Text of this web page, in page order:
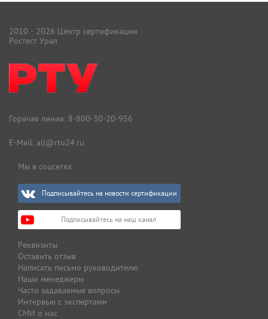
2010 - 2026 Центр сертификации
Ростест Урал
Горячая линия: 8-800-30-20-956
E-Mail: all@rtu24.ru
Мы в соцсетях
Подписывайтесь на новости сертификации
Подписывайтесь на наш канал
Реквизиты
Оставить отзыв
Написать письмо руководителю
Наши менеджеры
Часто задаваемые вопросы
Интервью с экспертами
СМИ о нас